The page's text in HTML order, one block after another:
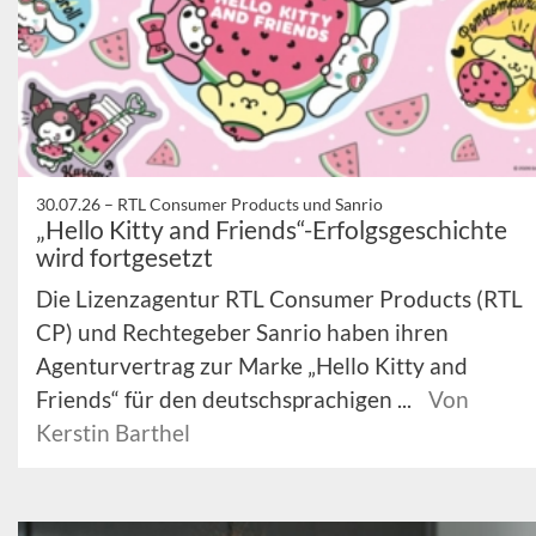
30.07.26 – RTL Consumer Products und Sanrio
„Hello Kitty and Friends“-Erfolgsgeschichte
wird fortgesetzt
Die Lizenzagentur RTL Consumer Products (RTL
CP) und Rechtegeber Sanrio haben ihren
Agenturvertrag zur Marke „Hello Kitty and
Friends“ für den deutschsprachigen ...
Von
Kerstin Barthel